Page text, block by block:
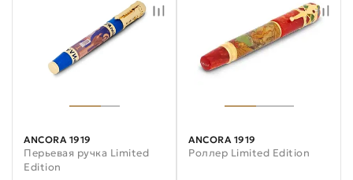
ANCORA 1919
Перьевая ручка Limited
Edition
ANCORA 1919
Роллер Limited Edition